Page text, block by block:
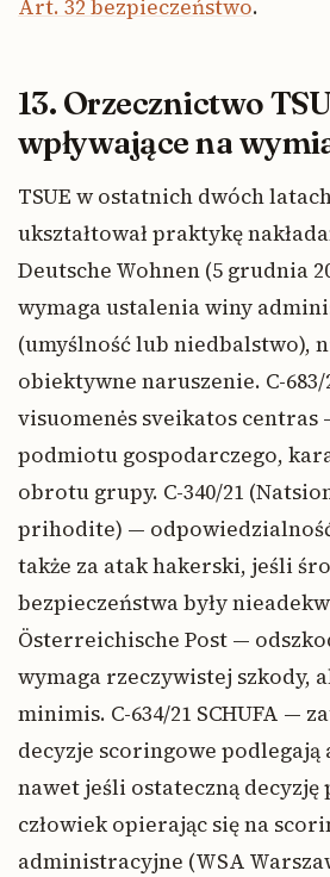
Art. 32 bezpieczeństwo.
13. Orzecznictwo
wpływające na
TSUE w ostatnich dwóch
ukształtował praktykę
Deutsche Wohnen (5 grudnia
wymaga ustalenia winy
(umyślność lub niedbalstwo),
obiektywne naruszenie. C-
visuomenės sveikatos centras
podmiotu gospodarczego,
obrotu grupy. C-340/21
prihodite) —
także za atak hakerski, jeśli
bezpieczeństwa były
Österreichische Post —
wymaga rzeczywistej szkody,
minimis. C-634/21 SCHUFA —
decyzje scoringowe podlegają
nawet jeśli ostateczną decyzję
człowiek opierając się na
administracyjne (WSA